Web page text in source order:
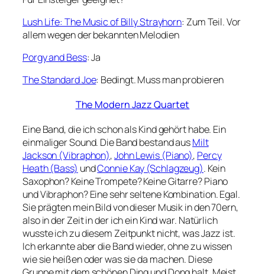
Lush Life: The Music of Billy Strayhorn: Zum Teil. Vor
allem wegen der bekannten Melodien
Porgy and Bess: Ja
The Standard Joe: Bedingt. Muss man probieren
The Modern Jazz Quartet
Eine Band, die ich schon als Kind gehört habe. Ein
einmaliger Sound. Die Band bestand ausMilt
Jackson (Vibraphon),John Lewis (Piano), Percy
Heath (Bass) undConnie Kay (Schlagzeug). Kein
Saxophon? Keine Trompete? Keine Gitarre? Piano
und Vibraphon? Eine sehr seltene Kombination. Egal.
Sie prägten mein Bild von dieser Musik in den 70ern,
also in der Zeit in der ich ein Kind war. Natürlich
wusste ich zu diesem Zeitpunkt nicht, was Jazz ist.
Ich erkannte aber die Band wieder, ohne zu wissen
wie sie heißen oder was sie da machen. Diese